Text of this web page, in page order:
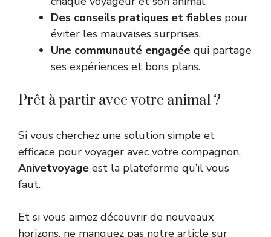
Des conseils pratiques et fiables pour
éviter les mauvaises surprises.
Une communauté engagée qui partage
ses expériences et bons plans.
Prêt à partir avec votre animal ?
Si vous cherchez une solution simple et
efficace pour voyager avec votre compagnon,
Anivetvoyage est la plateforme qu’il vous
faut.
Et si vous aimez découvrir de nouveaux
horizons, ne manquez pas notre article sur